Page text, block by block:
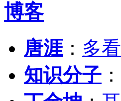
博客
唐涯： 多
知识分子 ：